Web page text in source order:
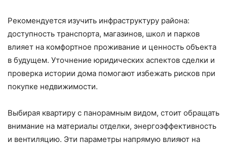
Рекомендуется изучить инфраструктуру района:
доступность транспорта, магазинов, школ и парков
влияет на комфортное проживание и ценность объекта
в будущем. Уточнение юридических аспектов сделки и
проверка истории дома помогают избежать рисков при
покупке недвижимости.
Выбирая квартиру с панорамным видом, стоит обращать
внимание на материалы отделки, энергоэффективность
и вентиляцию. Эти параметры напрямую влияют на